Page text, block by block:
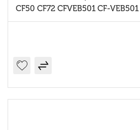
CF50 CF72 CFVEB501 CF-VEB501